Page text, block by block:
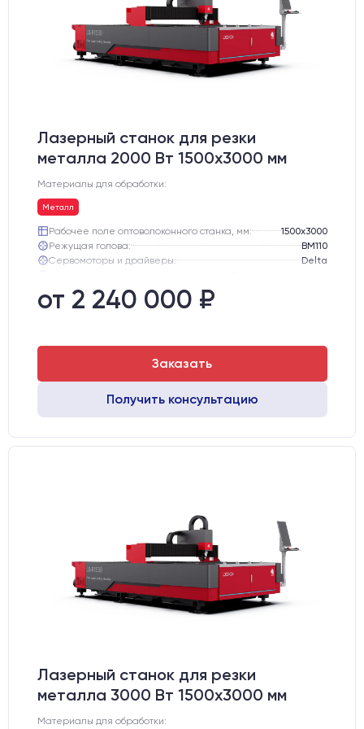
Лазерный станок для резки
металла 2000 Вт 1500x3000 мм
Материалы для обработки:
Металл
Рабочее поле оптоволоконного станка, мм:
1500х3000
Режущая голова:
BM110
Сервомоторы и драйверы:
Delta
Направляющие оси Х:
Ресурс лазерного излучателя:
от 2 240 000 ₽
Заказать
Получить консультацию
Лазерный станок для резки
металла 3000 Вт 1500x3000 мм
Материалы для обработки: